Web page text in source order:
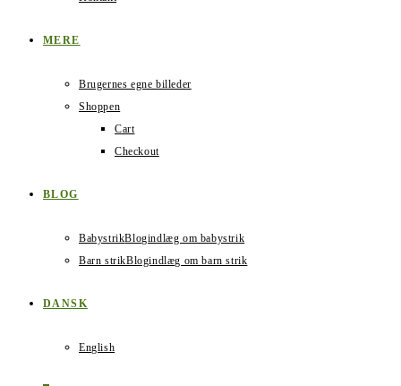
MERE
Brugernes egne billeder
Shoppen
Cart
Checkout
BLOG
BabystrikBlogindlæg om babystrik
Barn strikBlogindlæg om barn strik
DANSK
English